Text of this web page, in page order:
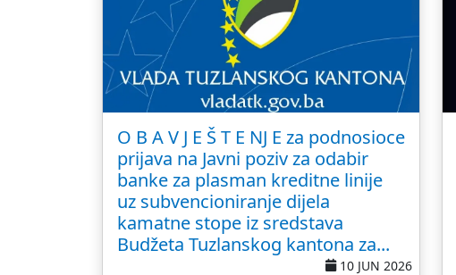
O B A V J E Š T E NJ E za podnosioce
prijava na Javni poziv za odabir
banke za plasman kreditne linije
uz subvencioniranje dijela
kamatne stope iz sredstava
Budžeta Tuzlanskog kantona za...
10 JUN 2026